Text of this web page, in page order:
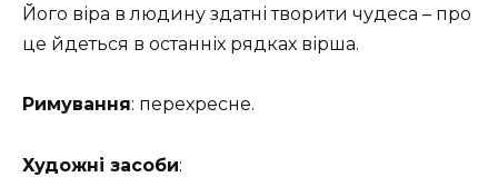
Його віра в людину здатні творити чудеса – про
це йдеться в останніх рядках вірша.
Римування: перехресне.
Художні засоби: